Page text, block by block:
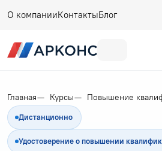
О компанииКонтактыБлог
Главная Курсы Повышение
Дистанционно
Удостоверение о повышении